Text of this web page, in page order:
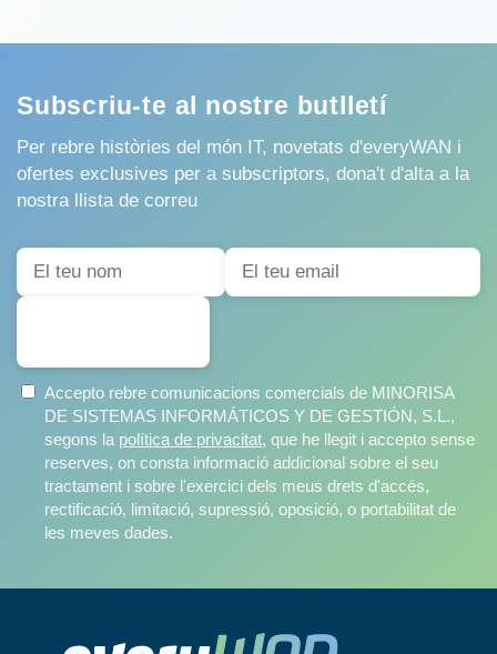
Subscriu-te al nostre butlletí
Per rebre històries del món IT, novetats d'everyWAN i
ofertes exclusives per a subscriptors, dona't d'alta a la
nostra llista de correu
Accepto rebre comunicacions comercials de MINORISA
DE SISTEMAS INFORMÁTICOS Y DE GESTIÓN, S.L.,
segons la política de privacitat, que he llegit i accepto sense
reserves, on consta informació addicional sobre el seu
tractament i sobre l'exercici dels meus drets d'accés,
rectificació, limitació, supressió, oposició, o portabilitat de
les meves dades.